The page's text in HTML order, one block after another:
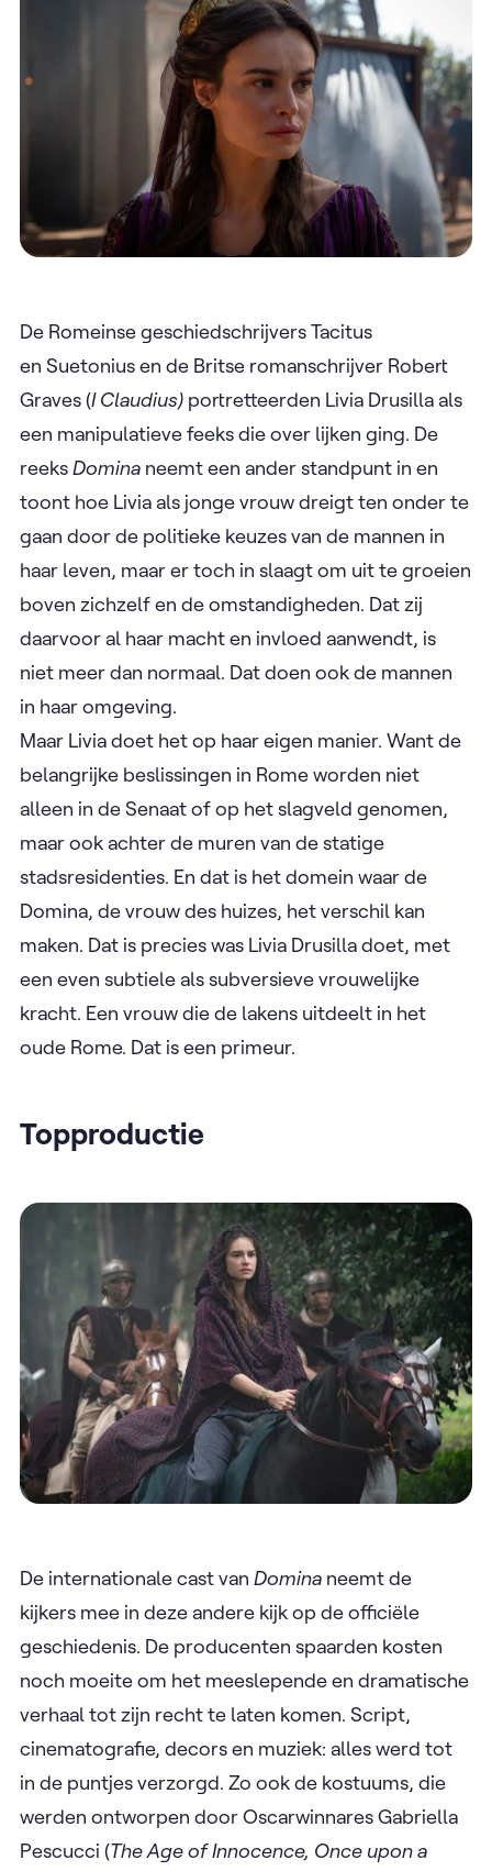
De Romeinse geschiedschrijvers Tacitus
en Suetonius en de Britse romanschrijver Robert
Graves (I Claudius) portretteerden Livia Drusilla als
een manipulatieve feeks die over lijken ging. De
reeksDomina neemt een ander standpunt in en
toont hoe Livia als jonge vrouw dreigt ten onder te
gaan door de politieke keuzes van de mannen in
haar leven, maar er toch in slaagt om uit te groeien
boven zichzelf en de omstandigheden. Dat zij
daarvoor al haar macht en invloed aanwendt, is
niet meer dan normaal. Dat doen ook de mannen
in haar omgeving.
Maar Livia doet het op haar eigen manier. Want de
belangrijke beslissingen in Rome worden niet
alleen in de Senaat of op het slagveld genomen,
maar ook achter de muren van de statige
stadsresidenties. En dat is het domein waar de
Domina, de vrouw des huizes, het verschil kan
maken. Dat is precies was Livia Drusilla doet, met
een even subtiele als subversieve vrouwelijke
kracht. Een vrouw die de lakens uitdeelt in het
oude Rome. Dat is een primeur.
Topproductie
De internationale cast van Domina neemt de
kijkers mee in deze andere kijk op de officiële
geschiedenis. De producenten spaarden kosten
noch moeite om het meeslepende en dramatische
verhaal tot zijn recht te laten komen. Script,
cinematografie, decors en muziek: alles werd tot
in de puntjes verzorgd. Zo ook de kostuums, die
werden ontworpen door Oscarwinnares Gabriella
Pescucci (The Age of Innocence, Once upon a